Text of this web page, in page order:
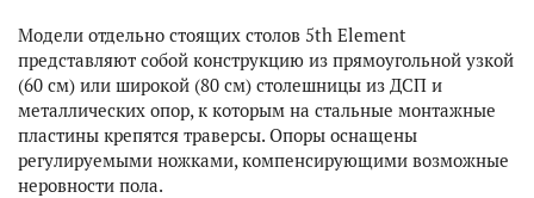
Модели отдельно стоящих столов 5th Element
представляют собой конструкцию из прямоугольной узкой
(60 см) или широкой (80 см) столешницы из ДСП и
металлических опор, к которым на стальные монтажные
пластины крепятся траверсы. Опоры оснащены
регулируемыми ножками, компенсирующими возможные
неровности пола.